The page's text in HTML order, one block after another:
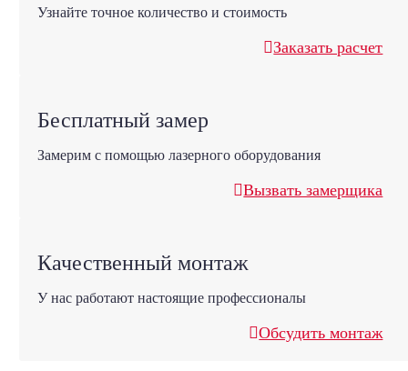
Узнайте точное количество и стоимость
Заказать расчет
Бесплатный замер
Замерим с помощью лазерного оборудования
Вызвать замерщика
Качественный монтаж
У нас работают настоящие профессионалы
Обсудить монтаж